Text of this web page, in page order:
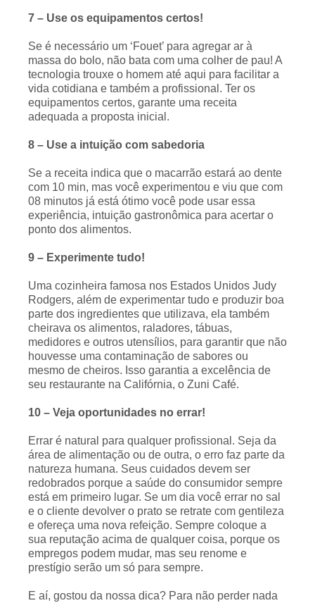
7 – Use os equipamentos certos!
Se é necessário um ‘Fouet’ para agregar ar à
massa do bolo, não bata com uma colher de pau! A
tecnologia trouxe o homem até aqui para facilitar a
vida cotidiana e também a profissional. Ter os
equipamentos certos, garante uma receita
adequada a proposta inicial.
8 – Use a intuição com sabedoria
Se a receita indica que o macarrão estará ao dente
com 10 min, mas você experimentou e viu que com
08 minutos já está ótimo você pode usar essa
experiência, intuição gastronômica para acertar o
ponto dos alimentos.
9 – Experimente tudo!
Uma cozinheira famosa nos Estados Unidos Judy
Rodgers, além de experimentar tudo e produzir boa
parte dos ingredientes que utilizava, ela também
cheirava os alimentos, raladores, tábuas,
medidores e outros utensílios, para garantir que não
houvesse uma contaminação de sabores ou
mesmo de cheiros. Isso garantia a excelência de
seu restaurante na Califórnia, o Zuni Café.
10 – Veja oportunidades no errar!
Errar é natural para qualquer profissional. Seja da
área de alimentação ou de outra, o erro faz parte da
natureza humana. Seus cuidados devem ser
redobrados porque a saúde do consumidor sempre
está em primeiro lugar. Se um dia você errar no sal
e o cliente devolver o prato se retrate com gentileza
e ofereça uma nova refeição. Sempre coloque a
sua reputação acima de qualquer coisa, porque os
empregos podem mudar, mas seu renome e
prestígio serão um só para sempre.
E aí, gostou da nossa dica? Para não perder nada